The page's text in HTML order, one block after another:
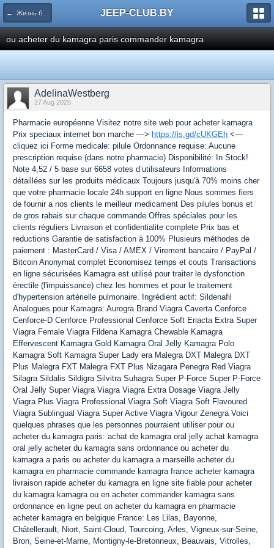
← Жизнь белорусского Jeep клуба JEEP-CLUB.BY
ou acheter du kamagra paris commander kamagra
AdelinaWestberg
27 Aug 2025
Pharmacie européenne Visitez notre site web pour acheter kamagra
Prix speciaux internet bon marche —> https://is.gd/cUKGEh <—
cliquez ici Forme medicale: pilule Ordonnance requise: Aucune
prescription requise (dans notre pharmacie) Disponibilité: In Stock!
Note 4,52 / 5 base sur 6658 votes d’utilisateurs Informations
détaillées sur les produits médicaux Toujours jusqu'à 70% moins cher
que votre pharmacie locale 24h support en ligne Nous sommes fiers
de fournir a nos clients le meilleur medicament Des pilules bonus et
de gros rabais sur chaque commande Offres spéciales pour les
clients réguliers Livraison et confidentialite complete Prix bas et
reductions Garantie de satisfaction à 100% Plusieurs méthodes de
paiement : MasterCard / Visa / AMEX / Virement bancaire / PayPal /
Bitcoin Anonymat complet Economisez temps et couts Transactions
en ligne sécurisées Kamagra est utilisé pour traiter le dysfonction
érectile (l'impuissance) chez les hommes et pour le traitement
d'hypertension artérielle pulmonaire. Ingrédient actif: Sildenafil
Analogues pour Kamagra: Aurogra Brand Viagra Caverta Cenforce
Cenforce-D Cenforce Professional Cenforce Soft Eriacta Extra Super
Viagra Female Viagra Fildena Kamagra Chewable Kamagra
Effervescent Kamagra Gold Kamagra Oral Jelly Kamagra Polo
Kamagra Soft Kamagra Super Lady era Malegra DXT Malegra DXT
Plus Malegra FXT Malegra FXT Plus Nizagara Penegra Red Viagra
Silagra Sildalis Sildigra Silvitra Suhagra Super P-Force Super P-Force
Oral Jelly Super Viagra Viagra Viagra Extra Dosage Viagra Jelly
Viagra Plus Viagra Professional Viagra Soft Viagra Soft Flavoured
Viagra Sublingual Viagra Super Active Viagra Vigour Zenegra Voici
quelques phrases que les personnes pourraient utiliser pour ou
acheter du kamagra paris: achat de kamagra oral jelly achat kamagra
oral jelly acheter du kamagra sans ordonnance ou acheter du
kamagra a paris ou acheter du kamagra a marseille acheter du
kamagra en pharmacie commande kamagra france acheter kamagra
livraison rapide acheter du kamagra en ligne site fiable pour acheter
du kamagra kamagra ou en acheter commander kamagra sans
ordonnance en ligne peut on acheter du kamagra en pharmacie
acheter kamagra en belgique France: Les Lilas, Bayonne,
Châtellerault, Niort, Saint-Cloud, Tourcoing, Arles, Vigneux-sur-Seine,
Bron, Seine-et-Marne, Montigny-le-Bretonneux, Beauvais, Vitrolles,